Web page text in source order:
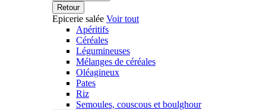
Retour
Epicerie salée Voir tout
Apéritifs
Céréales
Légumineuses
Mélanges de céréales
Oléagineux
Pates
Riz
Semoules, couscous et boulghour